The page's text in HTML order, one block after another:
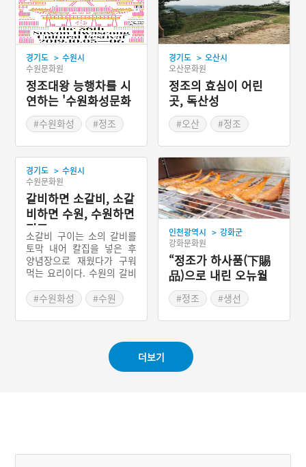
경기도 > 수원시
수원문화원
정조대왕 능행차를 시
연하는 '수원화성문화
제'#수원화성
#정조
#수원가볼만한곳
경기도 > 오산시
오산문화원
정조의 효심이 어린
곳, 독산성
#오산
#정조
경기도 > 수원시
수원문화원
갈비하면 소갈비, 소갈
비하면 수원, 수원하면
정조
소갈비 구이는 소의 갈비를
토막 내어 칼집을 넣은 후
양념장으로 재웠다가 구워
먹는 요리이다. 수원의 갈비
이유는 조선시대 정조가 시
행한 화성축조 때, 인부들의
체력 보충을 위한 소의 도축
시장이 발달하였기 때문이
#수원화성
#수원
인천광역시 > 강화군
강화문화원
“정조가 하사품(下賜
品)으로 내린 오뉴월
밴댕이 한 두름”
#정조
#생선
더보기